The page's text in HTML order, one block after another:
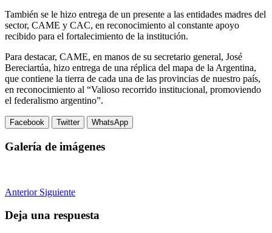
También se le hizo entrega de un presente a las entidades madres del
sector, CAME y CAC, en reconocimiento al constante apoyo
recibido para el fortalecimiento de la institución.
Para destacar, CAME, en manos de su secretario general, José
Bereciartúa, hizo entrega de una réplica del mapa de la Argentina,
que contiene la tierra de cada una de las provincias de nuestro país,
en reconocimiento al “Valioso recorrido institucional, promoviendo
el federalismo argentino”.
Facebook Twitter WhatsApp
Galería de imágenes
Anterior Siguiente
Deja una respuesta